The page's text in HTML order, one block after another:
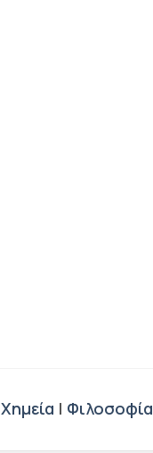
Χημεία | Φιλοσοφία